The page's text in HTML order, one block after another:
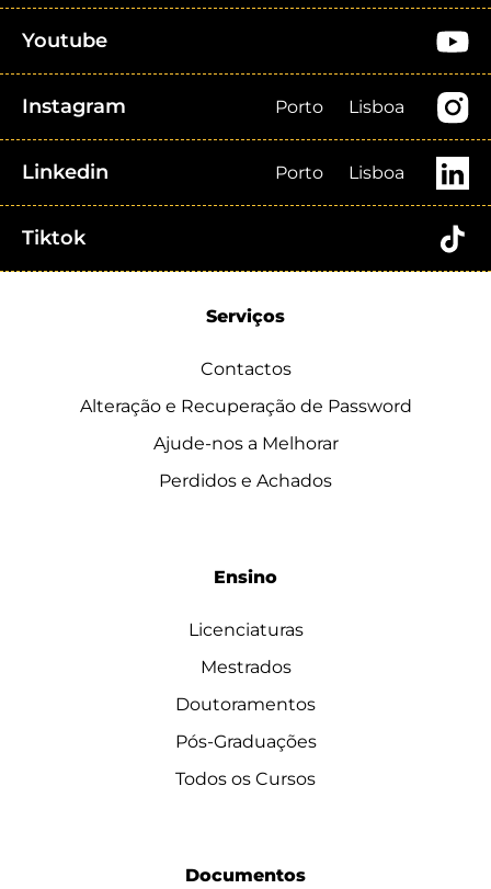
Youtube
Instagram Porto Lisboa
Linkedin Porto Lisboa
Tiktok
Serviços
Contactos
Alteração e Recuperação de Password
Ajude-nos a Melhorar
Perdidos e Achados
Ensino
Licenciaturas
Mestrados
Doutoramentos
Pós-Graduações
Todos os Cursos
Documentos